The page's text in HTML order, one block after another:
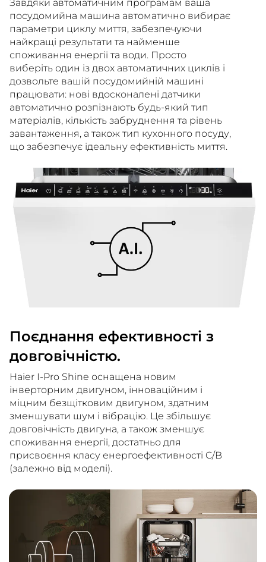
Завдяки автоматичним програмам ваша
посудомийна машина автоматично вибирає
параметри циклу миття, забезпечуючи
найкращі результати та найменше
споживання енергії та води. Просто
виберіть один із двох автоматичних циклів і
дозвольте вашій посудомийній машині
працювати: нові вдосконалені датчики
автоматично розпізнають будь-який тип
матеріалів, кількість забруднення та рівень
завантаження, а також тип кухонного посуду,
що забезпечує ідеальну ефективність миття.
Поєднання ефективності з
довговічністю.
Haier I-Pro Shine оснащена новим
інверторним двигуном, інноваційним і
міцним безщітковим двигуном, здатним
зменшувати шум і вібрацію. Це збільшує
довговічність двигуна, а також зменшує
споживання енергії, достатньо для
присвоєння класу енергоефективності C/B
(залежно від моделі).